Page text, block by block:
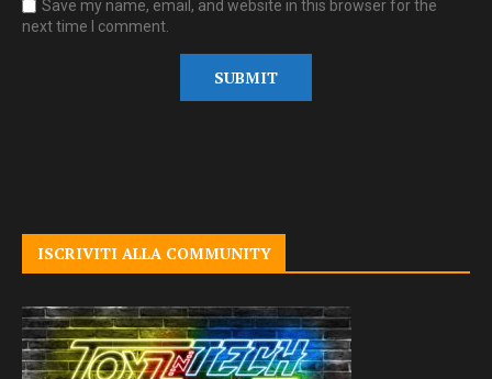
Save my name, email, and website in this browser for the
next time I comment.
ISCRIVITI ALLA COMMUNITY